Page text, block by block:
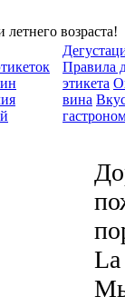
возраста!
Правила
этикета
вина